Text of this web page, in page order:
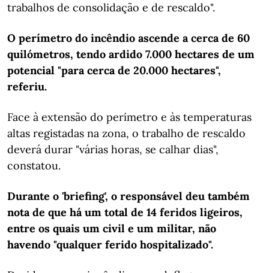
trabalhos de consolidação e de rescaldo".
O perímetro do incêndio ascende a cerca de 60
quilómetros, tendo ardido 7.000 hectares de um
potencial "para cerca de 20.000 hectares",
referiu.
Face à extensão do perímetro e às temperaturas
altas registadas na zona, o trabalho de rescaldo
deverá durar "várias horas, se calhar dias",
constatou.
Durante o 'briefing', o responsável deu também
nota de que há um total de 14 feridos ligeiros,
entre os quais um civil e um militar, não
havendo "qualquer ferido hospitalizado".